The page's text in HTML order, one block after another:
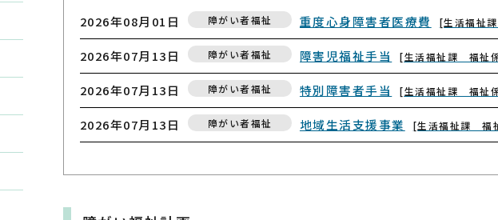
2026年08月01日 障がい者福祉 重度心身障害者医療費 生活福祉
2026年07月13日 障がい者福祉 障害児福祉手当 生活福祉課 福祉
2026年07月13日 障がい者福祉 特別障害者手当 生活福祉課 福祉
2026年07月13日 障がい者福祉 地域生活支援事業 生活福祉課 福